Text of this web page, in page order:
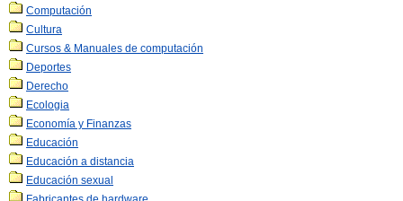
Computación
Cultura
Cursos & Manuales de computación
Deportes
Derecho
Ecologia
Economía y Finanzas
Educación
Educación a distancia
Educación sexual